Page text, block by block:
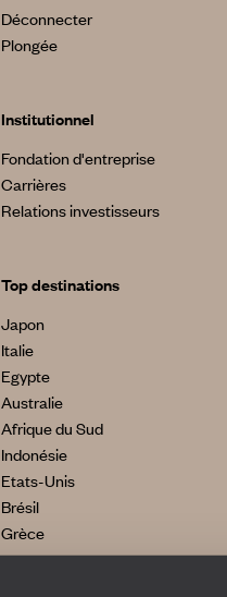
Déconnecter
Plongée
Institutionnel
Fondation d'entreprise
Carrières
Relations investisseurs
Top destinations
Japon
Italie
Egypte
Australie
Afrique du Sud
Indonésie
Etats-Unis
Brésil
Grèce